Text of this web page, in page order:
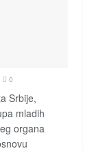
0
Srbije,
mladih
organa